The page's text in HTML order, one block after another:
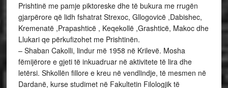
Prishtinë me pamje piktoreske dhe të bukura me rrugën
gjarpërore që lidh fshatrat Strexoc, Gllogovicë ,Dabishec,
Kremenatë ,Prapashticë , Keqekollë ,Grashticë, Makoc dhe
Llukari qe përkufizohet me Prishtinën.
– Shaban Cakolli, lindur më 1958 në Krilevë. Mosha
fëmijërore e gjeti të inkuadruar në aktivitete të lira dhe
letërsi. Shkollën fillore e kreu në vendlindje, të mesmen në
Dardanë, kurse studimet në Fakultetin Filologjik të